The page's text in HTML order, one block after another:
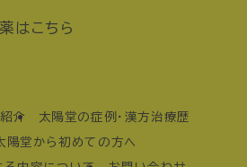
はこちら
介
太陽堂の症例・漢方治療歴
陽堂から初めての方へ